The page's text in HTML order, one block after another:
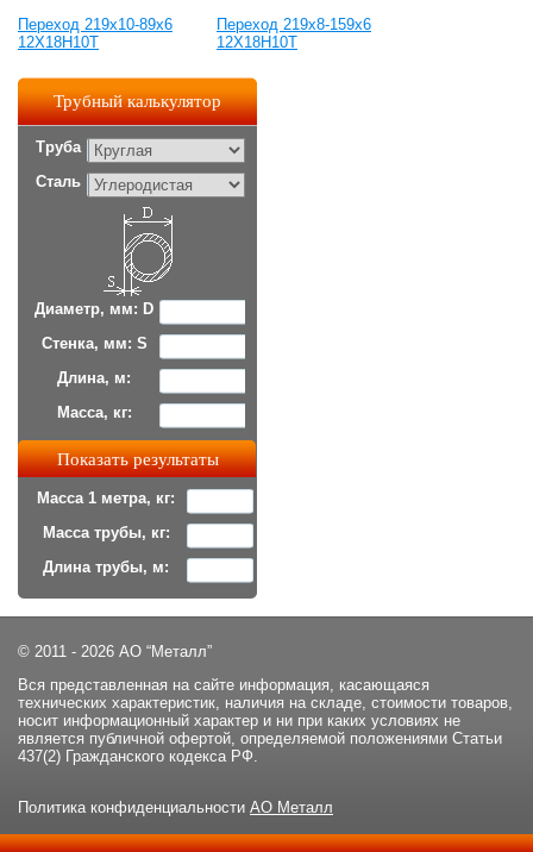
Переход 219х10-89х6
12Х18Н10Т
Переход 219х8-159х6
12Х18Н10Т
Трубный калькулятор
Труба
Сталь
Диаметр, мм: D
Стенка, мм: S
Длина, м:
Масса, кг:
Масса 1 метра, кг:
Масса трубы, кг:
Длина трубы, м:
© 2011 - 2026 АО “Металл”
Вся представленная на сайте информация, касающаяся
технических характеристик, наличия на складе, стоимости товаров,
носит информационный характер и ни при каких условиях не
является публичной офертой, определяемой положениями Статьи
437(2) Гражданского кодекса РФ.
Политика конфиденциальности АО Металл